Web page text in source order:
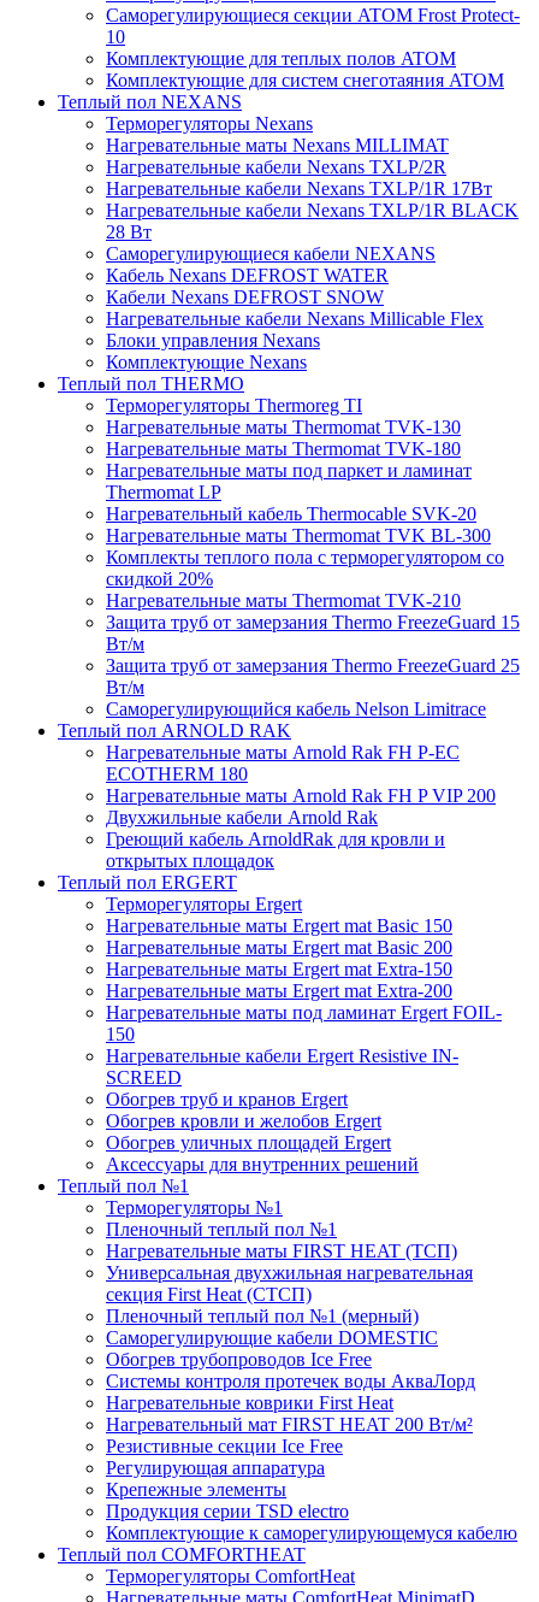
Саморегулирующиеся секции ATOM Frost Protect-
10
Комплектующие для теплых полов ATOM
Комплектующие для систем снеготаяния ATOM
Теплый пол NEXANS
Терморегуляторы Nexans
Нагревательные маты Nexans MILLIMAT
Нагревательные кабели Nexans TXLP/2R
Нагревательные кабели Nexans TXLP/1R 17Вт
Нагревательные кабели Nexans TXLP/1R BLACK
28 Вт
Саморегулирующиеся кабели NEXANS
Кабель Nexans DEFROST WATER
Кабели Nexans DEFROST SNOW
Нагревательные кабели Nexans Millicable Flex
Блоки управления Nexans
Комплектующие Nexans
Теплый пол THERMO
Терморегуляторы Thermoreg TI
Нагревательные маты Thermomat TVK-130
Нагревательные маты Thermomat TVK-180
Нагревательные маты под паркет и ламинат
Thermomat LP
Нагревательный кабель Thermocable SVK-20
Нагревательные маты Thermomat TVK BL-300
Комплекты теплого пола с терморегулятором со
скидкой 20%
Нагревательные маты Thermomat TVK-210
Защита труб от замерзания Thermo FreezeGuard 15
Вт/м
Защита труб от замерзания Thermo FreezeGuard 25
Вт/м
Саморегулирующийся кабель Nelson Limitrace
Теплый пол ARNOLD RAK
Нагревательные маты Arnold Rak FH P-EC
ECOTHERM 180
Нагревательные маты Arnold Rak FH P VIP 200
Двухжильные кабели Arnold Rak
Греющий кабель ArnoldRak для кровли и
открытых площадок
Теплый пол ERGERT
Терморегуляторы Ergert
Нагревательные маты Ergert mat Basic 150
Нагревательные маты Ergert mat Basic 200
Нагревательные маты Ergert mat Extra-150
Нагревательные маты Ergert mat Extra-200
Нагревательные маты под ламинат Ergert FOIL-
150
Нагревательные кабели Ergert Resistive IN-
SCREED
Обогрев труб и кранов Ergert
Обогрев кровли и желобов Ergert
Обогрев уличных площадей Ergert
Аксессуары для внутренних решений
Теплый пол №1
Терморегуляторы №1
Пленочный теплый пол №1
Нагревательные маты FIRST HEAT (ТСП)
Универсальная двухжильная нагревательная
секция First Heat (СТСП)
Пленочный теплый пол №1 (мерный)
Саморегулирующие кабели DOMESTIC
Обогрев трубопроводов Ice Free
Системы контроля протечек воды АкваЛорд
Нагревательные коврики First Heat
Нагревательный мат FIRST HEAT 200 Вт/м²
Резистивные секции Ice Free
Регулирующая аппаратура
Крепежные элементы
Продукция серии TSD electro
Комплектующие к саморегулирующемуся кабелю
Теплый пол COMFORTHEAT
Терморегуляторы ComfortHeat
Нагревательные маты ComfortHeat MinimatD